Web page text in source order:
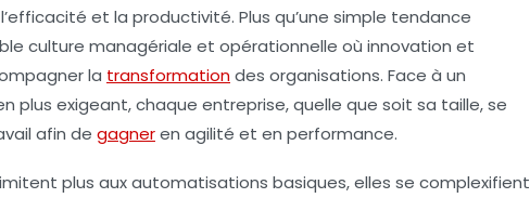
et la productivité. Plus qu’une simple tendance
culture managériale et opérationnelle où innovation et
la transformationdes organisations. Face à un
plus exigeant, chaque entreprise, quelle que soit sa taille, se
afin de gagneren agilité et en performance.
plus aux automatisations basiques, elles se complexifient